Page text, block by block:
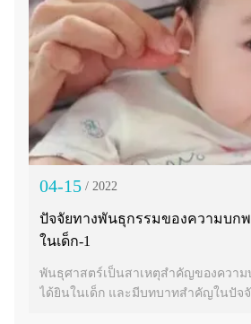
04-15 / 2022
ปัจจัยทางพันธุกรรมของความบก
ในเด็ก-1
พันธุศาสตร์เป็นสาเหตุสำคัญของความ
ได้ยินในเด็ก และมีบทบาทสำคัญในปัจจั